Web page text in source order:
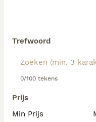
Trefwoord
0/100 tekens
Prijs
Min Prijs